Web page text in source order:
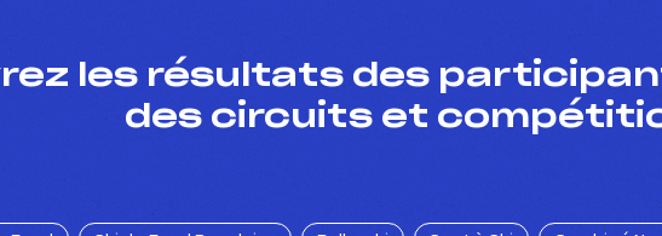
les résultats des
des circuits et